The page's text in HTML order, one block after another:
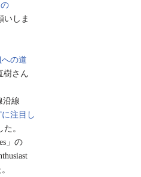
いしま
への道
樹さん
沿線
に注目し
。
」の